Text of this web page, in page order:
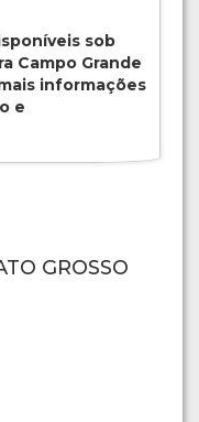
sob
Campo Grande
informações
e
GROSSO